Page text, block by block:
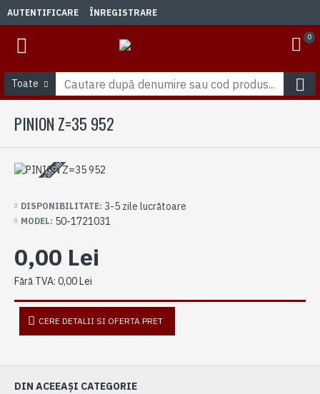
AUTENTIFICARE ÎNREGISTRARE
0
Toate
PINION Z=35 952
3-5 zile lucrătoare
DISPONIBILITATE: 3-5 zile lucrătoare
MODEL: 50-1721031
0,00 Lei
Fără TVA: 0,00 Lei
CERE DETALII SI OFERTA PRET
DIN ACEEAȘI CATEGORIE